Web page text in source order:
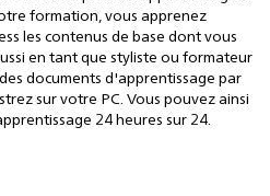
formation, vous apprenez
les contenus de base dont vous
en tant que styliste ou formateur
documents d'apprentissage par
sur votre PC. Vous pouvez ainsi
24 heures sur 24.